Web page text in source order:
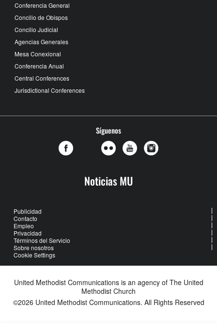
Conferencia General
Concilio de Obispos
Concilio Judicial
Agencias Generales
Mesa Conexional
Conferencia Anual
Central Conferences
Jurisdictional Conferences
Síguenos
Noticias MU
Publicidad
Contacto
Empleo
Privacidad
Términos del Servicio
Sobre nosotros
Cookie Settings
United Methodist Communications is an agency of The United
Methodist Church
©2026 United Methodist Communications. All Rights Reserved